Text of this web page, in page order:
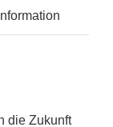
die Zukunft